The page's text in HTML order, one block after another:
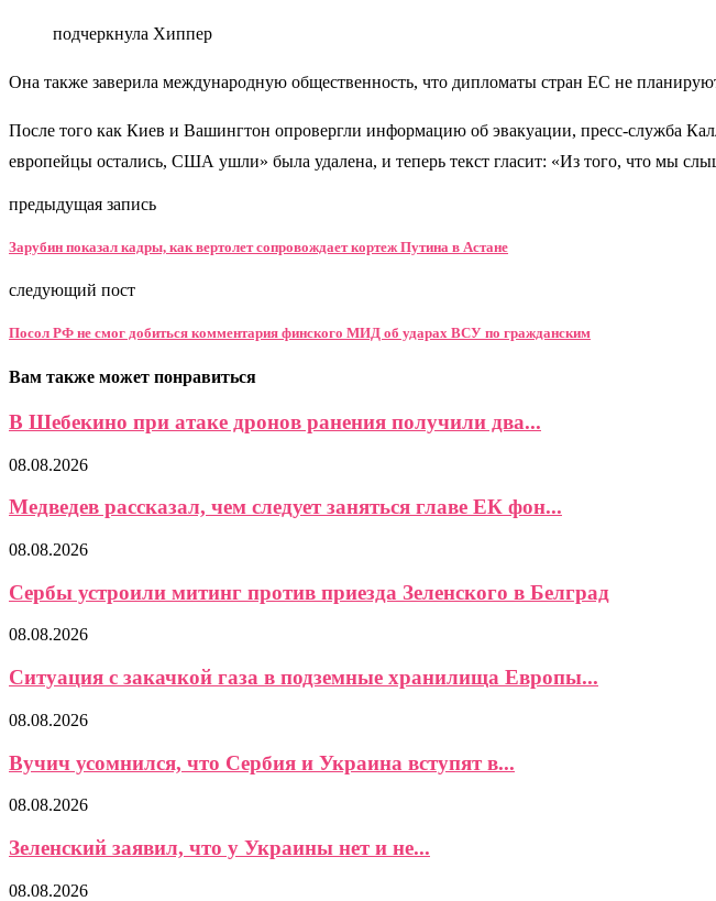
подчеркнула Хиппер
Она также заверила международную общественность, что дипломаты стран ЕС не
После того как Киев и Вашингтон опровергли информацию об эвакуации, пресс-служба
европейцы остались, США ушли» была удалена, и теперь текст гласит: «Из того, что мы
предыдущая запись
Зарубин показал кадры, как вертолет сопровождает кортеж Путина в Астане
следующий пост
Посол РФ не смог добиться комментария финского МИД об ударах ВСУ по гражданским
Вам также может понравиться
В Шебекино при атаке дронов ранения получили два...
08.08.2026
Медведев рассказал, чем следует заняться главе ЕК фон...
08.08.2026
Сербы устроили митинг против приезда Зеленского в Белград
08.08.2026
Ситуация с закачкой газа в подземные хранилища Европы...
08.08.2026
Вучич усомнился, что Сербия и Украина вступят в...
08.08.2026
Зеленский заявил, что у Украины нет и не...
08.08.2026